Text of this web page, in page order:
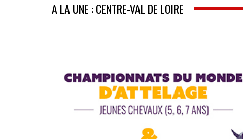
A LA UNE : CENTRE-VAL DE LOIRE